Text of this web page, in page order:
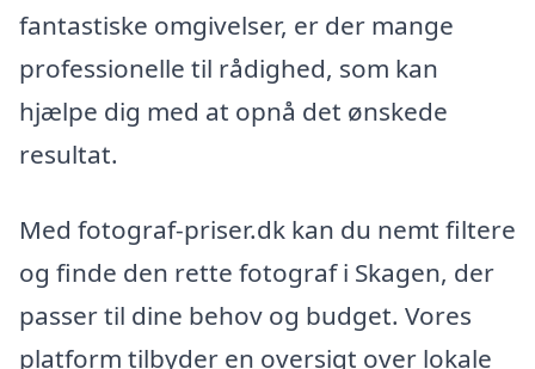
fantastiske omgivelser, er der mange
professionelle til rådighed, som kan
hjælpe dig med at opnå det ønskede
resultat.
Med fotograf-priser.dk kan du nemt filtere
og finde den rette fotograf i Skagen, der
passer til dine behov og budget. Vores
platform tilbyder en oversigt over lokale